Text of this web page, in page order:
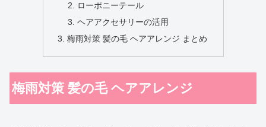
ローポニーテール
ヘアアクセサリーの活用
梅雨対策 髪の毛 ヘアアレンジ まとめ
梅雨対策 髪の毛 ヘアアレンジ